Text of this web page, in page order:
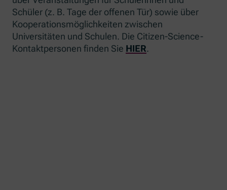
Schüler (z. B. Tage der offenen Tür) sowie über
Kooperationsmöglichkeiten zwischen
Universitäten und Schulen. Die Citizen-Science-
Kontaktpersonen finden Sie HIER.